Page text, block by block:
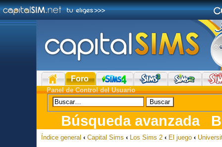
Foro
Panel de Control del Usuario
Búsqueda avanzada
Índice general ‹ Capital Sims ‹ Los Sims 2 ‹ El juego ‹